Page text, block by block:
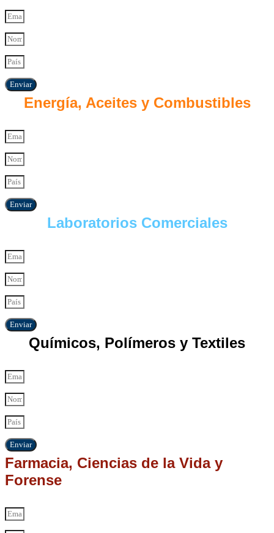
Enviar
Energía, Aceites y Combustibles
Enviar
Laboratorios Comerciales
Enviar
Químicos, Polímeros y Textiles
Enviar
Farmacia, Ciencias de la Vida y
Forense